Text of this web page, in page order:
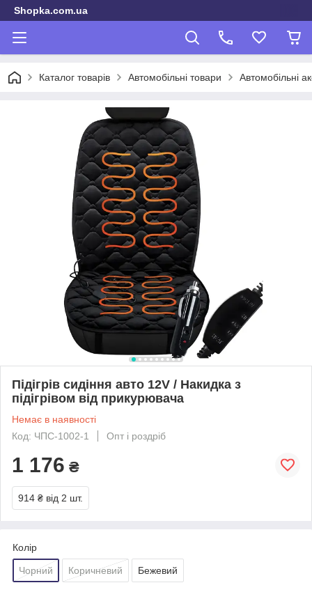
Shopka.com.ua
Каталог товарів Автомобільні товари Автомобільні
Підігрів сидіння авто 12V / Накидка з
підігрівом від прикурювача
Немає в наявності
Код: ЧПС-1002-1
Опт і роздріб
1 176 ₴
914 ₴ від 2 шт.
Колір
Чорний Коричневий Бежевий